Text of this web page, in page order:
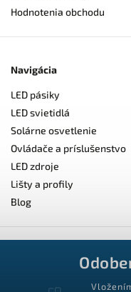
Hodnotenia obchodu
Navigácia
LED pásiky
LED svietidlá
Solárne osvetlenie
Ovládače a príslušenstvo
LED zdroje
Lišty a profily
Blog